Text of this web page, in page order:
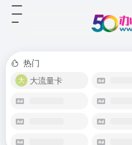
热门
大流量卡